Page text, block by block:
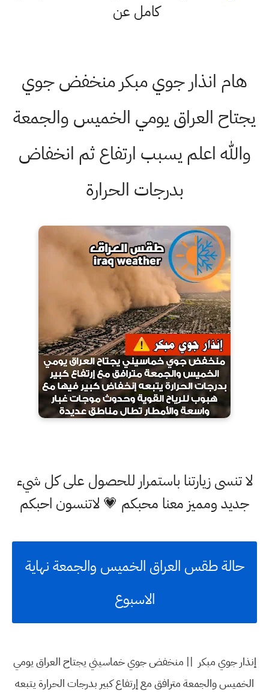
كامل عن
هام انذار جوي مبكر منخفض جوي
يجتاح العراق يومي الخميس والجمعة
والله اعلم يسبب ارتفاع ثم انخفاض
بدرجات الحرارة
لا تنسى زيارتنا باستمرار للحصول على كل شيء
جديد ومميز معنا محبكم 💗 لاتنسون احبكم
حالة طقس العراق الخميس والجمعة نهاية
الاسبوع
إنذار جوي مبكر || منخفض جوي خماسيني يجتاح العراق يومي
الخميس والجمعة مترافق مع إرتفاع كبير بدرجات الحرارة يتبعه